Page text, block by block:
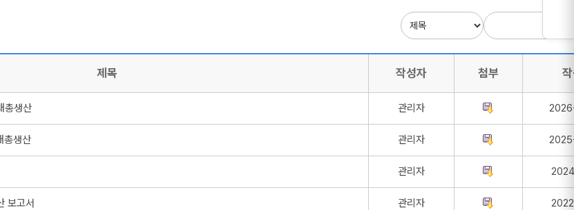
제목 작성자 첨부
총생산 관리자
총생산 관리자
관리자
보고서 관리자